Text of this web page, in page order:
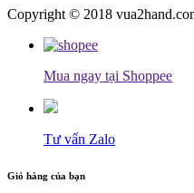
Copyright © 2018
Mua ngay tại Shoppee
Tư vấn Zalo
Giỏ hàng của bạn